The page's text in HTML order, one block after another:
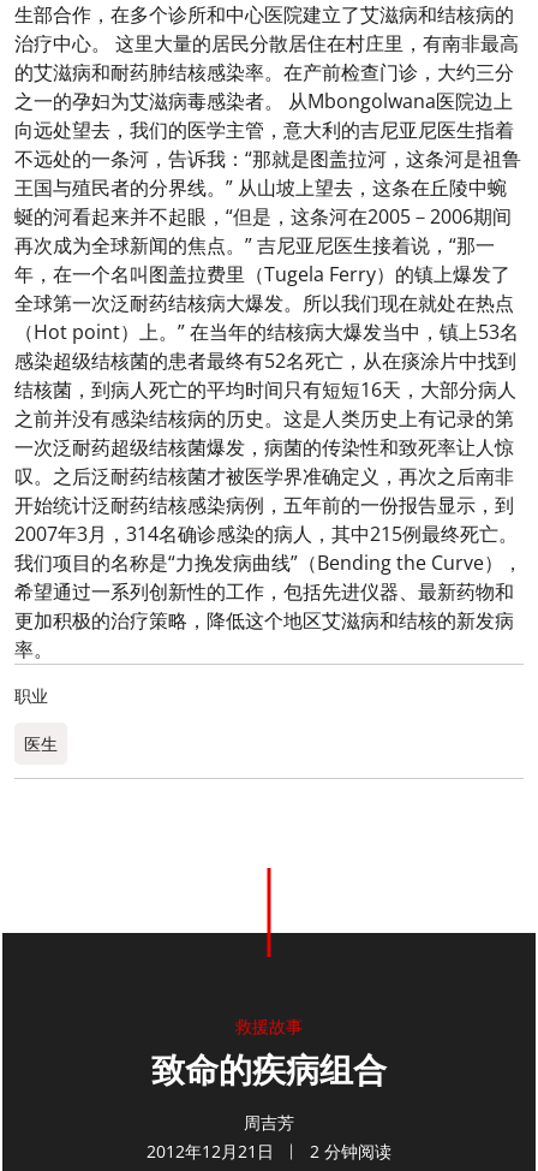
生部合作，在多个诊所和中心医院建立了艾滋病和结核病的
治疗中心。 这里大量的居民分散居住在村庄里，有南非最高
的艾滋病和耐药肺结核感染率。在产前检查门诊，大约三分
之一的孕妇为艾滋病毒感染者。 从Mbongolwana医院边上
向远处望去，我们的医学主管，意大利的吉尼亚尼医生指着
不远处的一条河，告诉我：“那就是图盖拉河，这条河是祖鲁
王国与殖民者的分界线。” 从山坡上望去，这条在丘陵中蜿
蜒的河看起来并不起眼，“但是，这条河在2005－2006期间
再次成为全球新闻的焦点。” 吉尼亚尼医生接着说，“那一
年，在一个名叫图盖拉费里（Tugela Ferry）的镇上爆发了
全球第一次泛耐药结核病大爆发。所以我们现在就处在热点
（Hot point）上。” 在当年的结核病大爆发当中，镇上53名
感染超级结核菌的患者最终有52名死亡，从在痰涂片中找到
结核菌，到病人死亡的平均时间只有短短16天，大部分病人
之前并没有感染结核病的历史。这是人类历史上有记录的第
一次泛耐药超级结核菌爆发，病菌的传染性和致死率让人惊
叹。之后泛耐药结核菌才被医学界准确定义，再次之后南非
开始统计泛耐药结核感染病例，五年前的一份报告显示，到
2007年3月，314名确诊感染的病人，其中215例最终死亡。
我们项目的名称是“力挽发病曲线”（Bending the Curve），
希望通过一系列创新性的工作，包括先进仪器、最新药物和
更加积极的治疗策略，降低这个地区艾滋病和结核的新发病
率。
职业
医生
救援故事
致命的疾病组合
周吉芳
2012年12月21日
2 分钟阅读